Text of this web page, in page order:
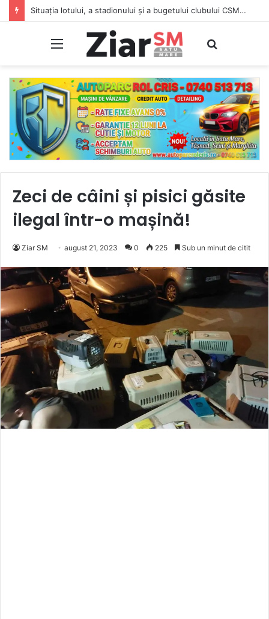
Situația lotului, a stadionului și a bugetului clubului CSM Olimpia Satu Mare. Vezi lotul complet
Meniu
Zeci de câini și pisici găsite
ilegal într-o mașină!
Ziar SM august 21, 2023 0 225 Sub un minut de citit